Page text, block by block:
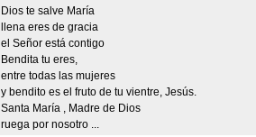
Dios te salve María
llena eres de gracia
el Señor está contigo
Bendita tu eres,
entre todas las mujeres
y bendito es el fruto de tu vientre, Jesús.
Santa María , Madre de Dios
ruega por nosotro ...